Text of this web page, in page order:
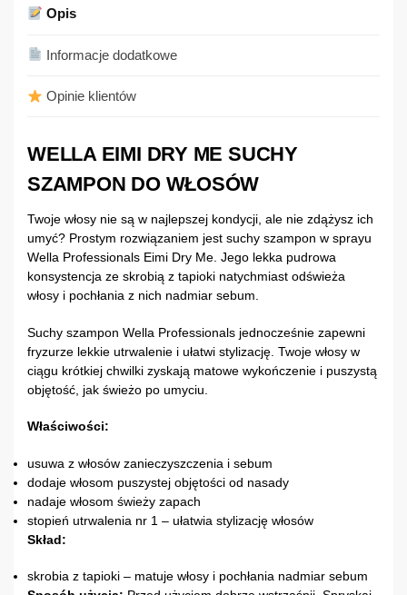
Opis
Informacje dodatkowe
Opinie klientów
WELLA EIMI DRY ME SUCHY
SZAMPON DO WŁOSÓW
Twoje włosy nie są w najlepszej kondycji, ale nie zdążysz ich
umyć? Prostym rozwiązaniem jest suchy szampon w sprayu
Wella Professionals Eimi Dry Me. Jego lekka pudrowa
konsystencja ze skrobią z tapioki natychmiast odświeża
włosy i pochłania z nich nadmiar sebum.
Suchy szampon Wella Professionals jednocześnie zapewni
fryzurze lekkie utrwalenie i ułatwi stylizację. Twoje włosy w
ciągu krótkiej chwilki zyskają matowe wykończenie i puszystą
objętość, jak świeżo po umyciu.
Właściwości:
usuwa z włosów zanieczyszczenia i sebum
dodaje włosom puszystej objętości od nasady
nadaje włosom świeży zapach
stopień utrwalenia nr 1 – ułatwia stylizację włosów
Skład:
skrobia z tapioki – matuje włosy i pochłania nadmiar sebum